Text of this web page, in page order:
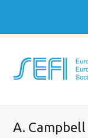
A. Campbell